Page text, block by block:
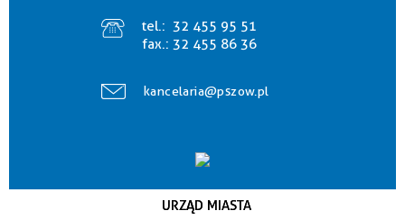
tel.: 32 455 95 51
fax.: 32 455 86 36
kancelaria@pszow.pl
URZĄD MIASTA